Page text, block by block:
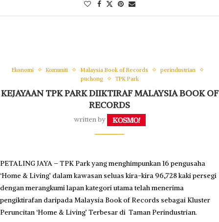
Ekonomi Komuniti Malaysia Book of Records
perindustrian
puchong
TPK Park
KEJAYAAN TPK PARK DIIKTIRAF MALAYSIA BOOK OF
RECORDS
written by
PETALING JAYA – TPK Parkyang menghimpunkan16 pengusaha
‘Home & Living’ dalam kawasan seluas kira-kira 96,728 kaki persegi
denganmerangkumilapan kategori utama telah menerima
pengiktirafan daripada Malaysia Book of Records sebagai Kluster
Peruncitan ‘Home & Living’ Terbesar di Taman Perindustrian.